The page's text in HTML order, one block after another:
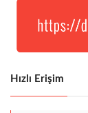
Hızlı Erişim